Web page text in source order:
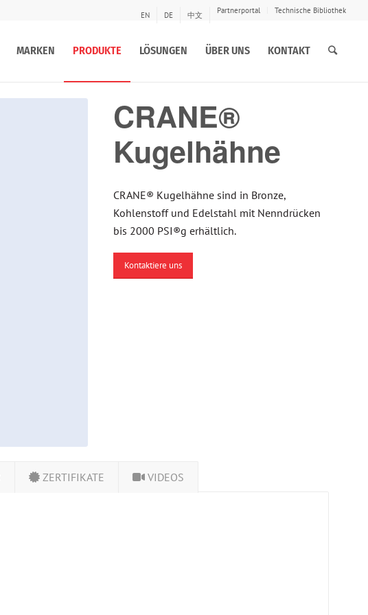
EN DE 中文 Partnerportal Technische Bibliothek
MARKEN PRODUKTE LÖSUNGEN ÜBER UNS KONTAKT
CRANE®
Kugelhähne
CRANE® Kugelhähne sind in Bronze,
Kohlenstoff und Edelstahl mit Nenndrücken
bis 2000 PSI®g erhältlich.
Kontaktiere uns
ZERTIFIKATE VIDEOS